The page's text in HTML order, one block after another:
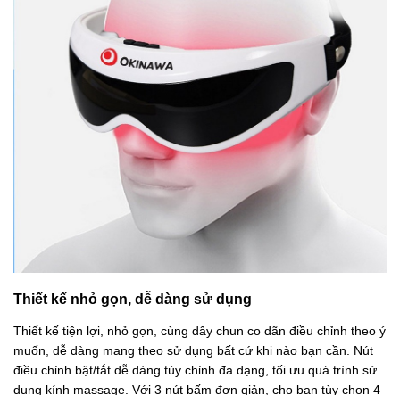
Thiết kế nhỏ gọn, dễ dàng sử dụng
Thiết kế tiện lợi, nhỏ gọn, cùng dây chun co dãn điều chỉnh theo ý
muốn, dễ dàng mang theo sử dụng bất cứ khi nào bạn cần. Nút
điều chỉnh bật/tắt dễ dàng tùy chỉnh đa dạng, tối ưu quá trình sử
dụng kính massage. Với 3 nút bấm đơn giản, cho bạn tùy chọn 4